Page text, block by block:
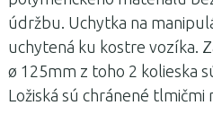
údržbu. Uchytka na
uchytená ku kostre vozíka.
ø 125mm z toho 2 kolieska
Ložiská sú chránené tlmičmi